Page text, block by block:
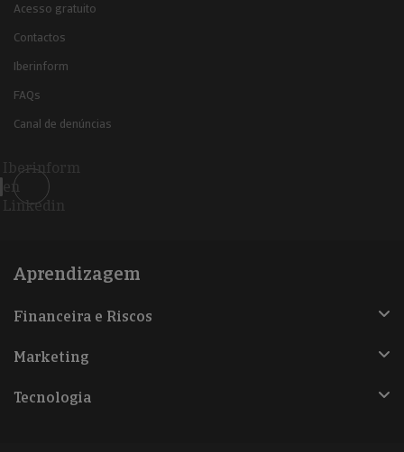
Acesso gratuito
Contactos
Iberinform
FAQs
Canal de denúncias
Iberinform
en
Linkedin
Aprendizagem
Financeira e Riscos
Marketing
Tecnologia